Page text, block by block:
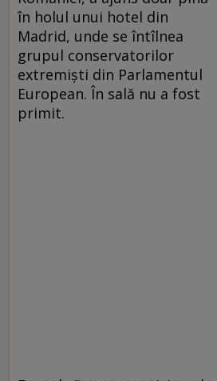
în holul unui hotel din
Madrid, unde se întîlnea
grupul conservatorilor
extremiști din Parlamentul
European. În sală nu a fost
primit.